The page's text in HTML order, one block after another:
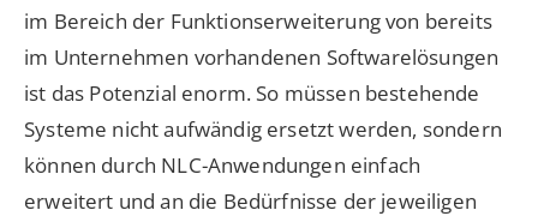
im Bereich der Funktionserweiterung von bereits
im Unternehmen vorhandenen Softwarelösungen
ist das Potenzial enorm. So müssen bestehende
Systeme nicht aufwändig ersetzt werden, sondern
können durch NLC-Anwendungen einfach
erweitert und an die Bedürfnisse der jeweiligen